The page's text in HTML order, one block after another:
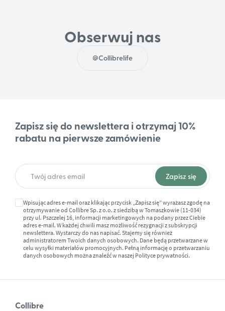
Obserwuj nas
@Collibrelife
Zapisz się do newslettera i otrzymaj 10%
rabatu na pierwsze zamówienie
Wpisując adres e-mail oraz klikając przycisk „Zapisz się” wyrażasz zgodę na
otrzymywanie od Collibre Sp. z o.o. z siedzibą w Tomaszkowie (11-034)
przy ul. Pszczelej 16, informacji marketingowych na podany przez Ciebie
adres e-mail. W każdej chwili masz możliwość rezygnacji z subskrypcji
newslettera. Wystarczy do nas napisać. Stajemy się również
administratorem Twoich danych osobowych. Dane będą przetwarzane w
celu wysyłki materiałów promocyjnych. Pełną informację o przetwarzaniu
danych osobowych można znaleźć w naszej Polityce prywatności.
Collibre